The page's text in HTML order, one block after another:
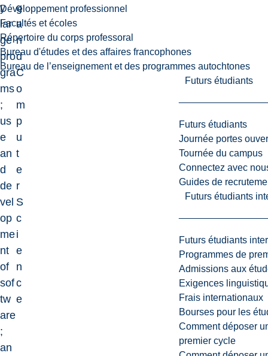
Développement professionnel
Facultés et écoles
Répertoire du corps professoral
Bureau d'études et des affaires francophones
Bureau de l’enseignement et des programmes autochtones
Futurs étudiants
Futurs étudiants
Journée portes
Tournée du campus
Connectez avec
Guides de
Futurs étudiants
Futurs étudiants
Programmes de
Admissions aux
Exigences
Frais internationaux
Bourses pour les
Comment déposer
premier cycle
y
lar
ge
pro
gra
ms
;
us
e
an
d
de
vel
op
me
nt
of
sof
tw
are
;
an
g
a
n
d
C
o
m
p
u
t
e
r
S
c
i
e
n
c
e